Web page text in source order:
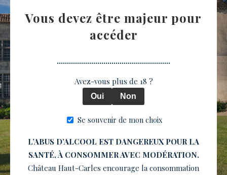
Vous devez être majeur pour
accéder
........................................................
Avez-vous plus de 18 ?
Oui Non
Se souvenir de mon choix
L’ABUS D’ALCOOL EST DANGEREUX POUR LA
SANTÉ, À CONSOMMER AVEC MODÉRATION.
Château Haut-Carles encourage la consommation